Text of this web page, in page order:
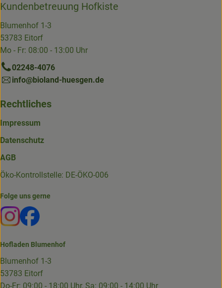
Kundenbetreuung Hofkiste
Blumenhof 1-3
53783 Eitorf
Mo - Fr: 08:00 - 13:00 Uhr
02248-4076
info@bioland-huesgen.de
Rechtliches
Impressum
Datenschutz
AGB
Öko-Kontrollstelle: DE-ÖKO-006
Folge uns gerne
Externer Link zu https://www.instagram.com/die.hofkiste/
Externer Link zu https://www.facebook.com/p/Die-
Hofladen Blumenhof
Blumenhof 1-3
53783 Eitorf
Do-Fr: 09:00 - 18:00 Uhr, Sa: 09:00 - 14:00 Uhr